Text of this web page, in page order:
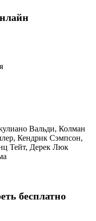
Вальди, Колман
Кендрик Сэмпсон,
Тейт, Дерек Люк
бесплатно